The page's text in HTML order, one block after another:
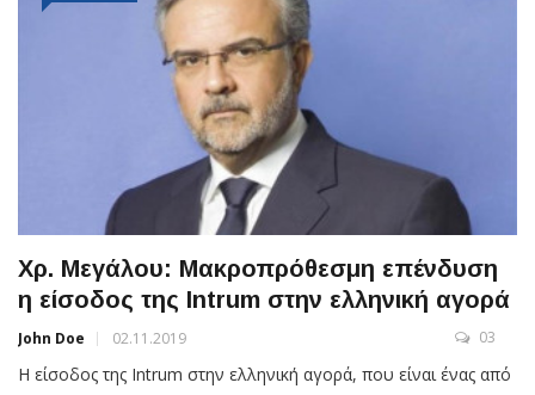
Χρ. Μεγάλου: Μακροπρόθεσμη επένδυση
η είσοδος της Intrum στην ελληνική αγορά
John Doe 02.11.2019 03
Η είσοδος της Intrum στην ελληνική αγορά, που είναι ένας από